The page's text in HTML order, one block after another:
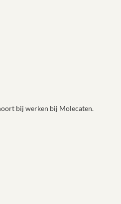
bij werken bij Molecaten.